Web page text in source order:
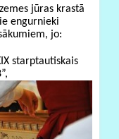
jūras krastā
engurnieki
jo:
starptautiskais